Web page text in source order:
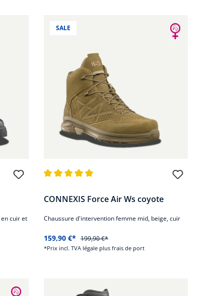
cuir et
SALE
CONNEXIS Force Air Ws coyote
Chaussure d'intervention femme mid, beige, cuir
159,90 €* 199,90 €*
*Prix incl. TVA légale plus frais de port